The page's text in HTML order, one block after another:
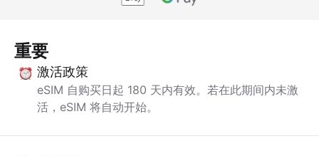
重要
激活政策
eSIM 自购买日起 180 天内有效。若在此期间内未激
活，eSIM 将自动开始。